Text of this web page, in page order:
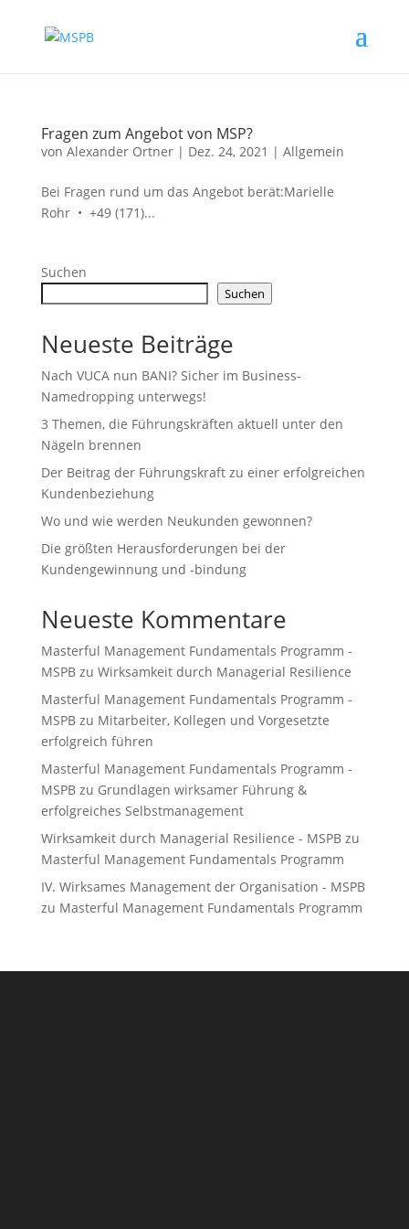
Fragen zum Angebot von MSP?
von Alexander Ortner| Dez. 24, 2021 | Allgemein
Bei Fragen rund um das Angebot berät:Marielle
Rohr • +49 (171)...
Suchen
Suchen
Neueste Beiträge
Nach VUCA nun BANI? Sicher im Business-
Namedropping unterwegs!
3 Themen, die Führungskräften aktuell unter den
Nägeln brennen
Der Beitrag der Führungskraft zu einer erfolgreichen
Kundenbeziehung
Wo und wie werden Neukunden gewonnen?
Die größten Herausforderungen bei der
Kundengewinnung und -bindung
Neueste Kommentare
Masterful Management Fundamentals Programm -
MSPBzu Wirksamkeit durch Managerial Resilience
Masterful Management Fundamentals Programm -
MSPBzu Mitarbeiter, Kollegen und Vorgesetzte
erfolgreich führen
Masterful Management Fundamentals Programm -
MSPBzu Grundlagen wirksamer Führung &
erfolgreiches Selbstmanagement
Wirksamkeit durch Managerial Resilience - MSPBzu
Masterful Management Fundamentals Programm
IV. Wirksames Management der Organisation - MSPB
zu Masterful Management Fundamentals Programm